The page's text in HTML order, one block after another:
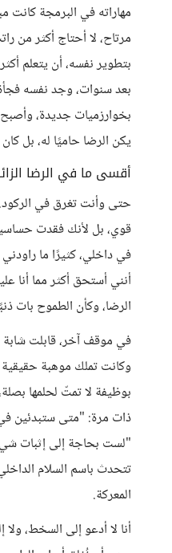
مهاراته في البرمجة كانت
مرتاح، لا أحتاج أكثر من
بتطوير نفسه، أن يتعلم
بعد سنوات، وجد نفسه
بخوارزميات جديدة،
يكن الرضا حاميًا له، بل
أقسى ما في الرضا
حتى وأنت تغرق في
قوي، بل لأنك فقدت
في داخلي، كثيرًا ما
أنني أستحق أكثر مما
الرضا، وكأن الطموح بات
في موقف آخر، قابلت
وكانت تملك موهبة
بوظيفة لا تمتّ لحلمها
ذات مرة: "متى ستبدئين في
"لست بحاجة إلى إثبات
تتحدث باسم السلام
المعركة.
أنا لا أدعو إلى السخط،